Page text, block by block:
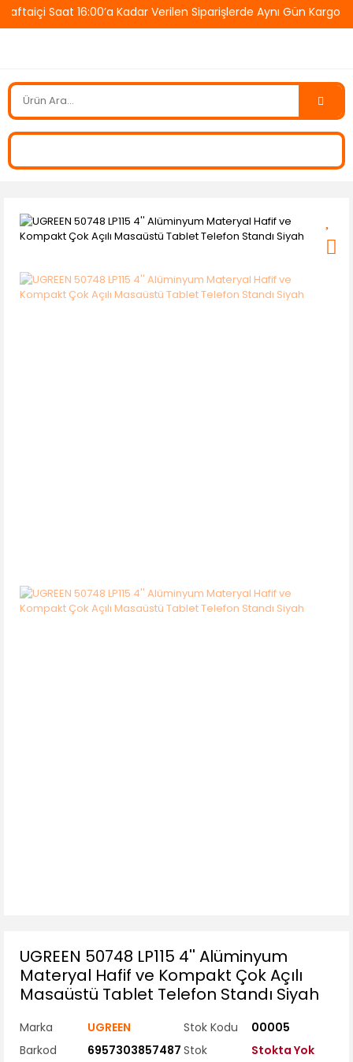
Saat 16:00’a Kadar Verilen Siparişlerde Aynı Gün Kargo!
UGREEN 50748 LP115 4'' Alüminyum
Materyal Hafif ve Kompakt Çok Açılı
Masaüstü Tablet Telefon Standı Siyah
Marka UGREEN Stok Kodu
00005
Barkod
6957303857487 Stok Stokta Yok